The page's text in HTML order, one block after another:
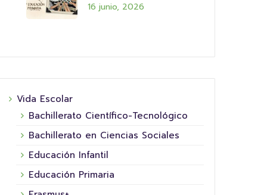
16 junio, 2026
Vida Escolar
Bachillerato Científico-Tecnológico
Bachillerato en Ciencias Sociales
Educación Infantil
Educación Primaria